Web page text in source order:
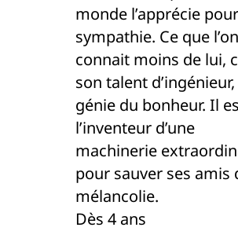
monde l’apprécie
sympathie. Ce que l’on
connait moins de lui,
son talent
génie du bonheur. Il
l’inventeur d’une
machinerie
pour sauver ses amis
mélancolie.
Dès 4 ans